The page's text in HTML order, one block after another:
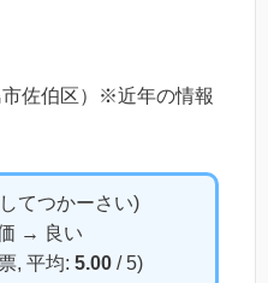
佐伯区）※近年の情報
てつかーさい)
→ 良い
, 平均: 5.00/ 5)